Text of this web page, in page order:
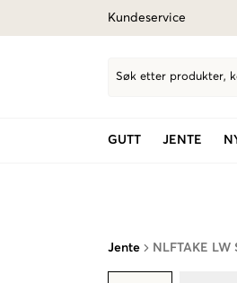
Kundeservice
Søk etter produkter,
GUTT JENTE
Jente NLFTAKE LW